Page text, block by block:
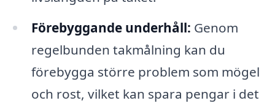
Förebyggande underhåll: Genom
regelbunden takmålning kan du
förebygga större problem som mögel
och rost, vilket kan spara pengar i det